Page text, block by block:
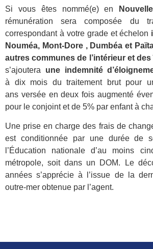
Si vous êtes nommé(e) en
rémunération sera composée du
correspondant à votre grade et échelon
Nouméa, Mont-Dore , Dumbéa et
autres communes de l’intérieur et
s’ajoutera une indemnité
à dix mois du traitement brut pour
ans versée en deux fois augmenté
pour le conjoint et de 5% par enfant à
Une prise en charge des frais de
est conditionnée par une durée de
l’Éducation nationale d’au moins
métropole, soit dans un DOM. Le
années s’apprécie à l’issue de la
outre-mer obtenue par l’agent.